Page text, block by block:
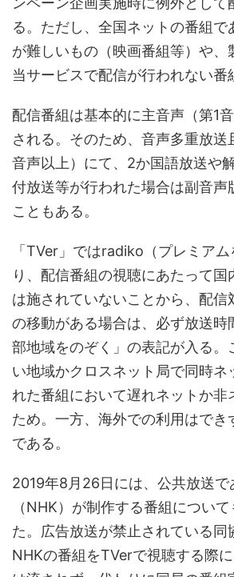
る。ただし、全国ネットの番組で
が難しいもの（映画番組等）や、
当サービスで配信が行われない番
配信番組は基本的に主音声（第1
される。そのため、音声多重放送
音声以上）にて、2か国語放送や
付放送等が行われた場合は副音声
こともある。
「TVer」ではradiko（プレミア
り、配信番組の視聴にあたって国
は施されていないことから、配信
の移動がある場合は、必ず放送時
部地域をのぞく」の表記が入る。
い地域かクロスネット局で同時ネ
れた番組において遅れネットか非
ため。一方、海外での利用はでき
である。
2019年8月26日には、公共放送で
（NHK）が制作する番組につい
た。広告放送が禁止されている同
NHKの番組をTVerで視聴する際